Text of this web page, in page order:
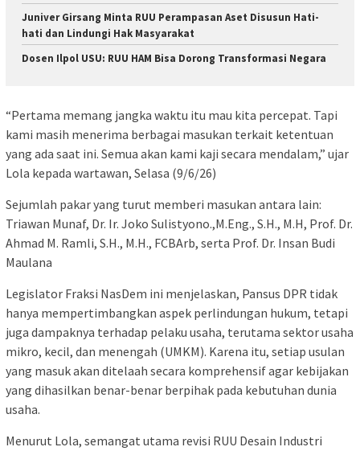
Juniver Girsang Minta RUU Perampasan Aset Disusun Hati-
hati dan Lindungi Hak Masyarakat
Dosen Ilpol USU: RUU HAM Bisa Dorong Transformasi Negara
“Pertama memang jangka waktu itu mau kita percepat. Tapi
kami masih menerima berbagai masukan terkait ketentuan
yang ada saat ini. Semua akan kami kaji secara mendalam,” ujar
Lola kepada wartawan, Selasa (9/6/26)
Sejumlah pakar yang turut memberi masukan antara lain:
Triawan Munaf, Dr. Ir. Joko Sulistyono.,M.Eng., S.H., M.H, Prof. Dr.
Ahmad M. Ramli, S.H., M.H., FCBArb, serta Prof. Dr. Insan Budi
Maulana
Legislator Fraksi NasDem ini menjelaskan, Pansus DPR tidak
hanya mempertimbangkan aspek perlindungan hukum, tetapi
juga dampaknya terhadap pelaku usaha, terutama sektor usaha
mikro, kecil, dan menengah (UMKM). Karena itu, setiap usulan
yang masuk akan ditelaah secara komprehensif agar kebijakan
yang dihasilkan benar-benar berpihak pada kebutuhan dunia
usaha.
Menurut Lola, semangat utama revisi RUU Desain Industri